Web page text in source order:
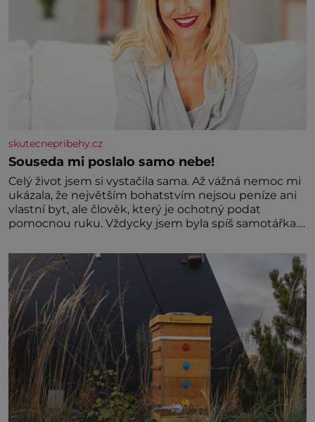
skutecnepribehy.cz
Souseda mi poslalo samo nebe!
Celý život jsem si vystačila sama. Až vážná nemoc mi
ukázala, že největším bohatstvím nejsou peníze ani
vlastní byt, ale člověk, který je ochotný podat
pomocnou ruku. Vždycky jsem byla spíš samotářka.
ani partnera. Stačily mi knihy, práce a hlavně klid.
Hned po studiích jsem odešla z rodného města,